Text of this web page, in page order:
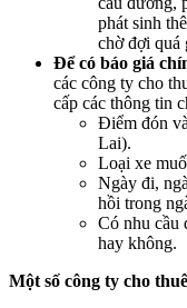
phát sinh
chờ đợi
Để có báo giá
các công ty cho
cấp các thông tin
Điểm đón
Lai).
Loại xe
Ngày đi,
hồi trong
Có nhu cầu
hay không.
Một số công ty cho